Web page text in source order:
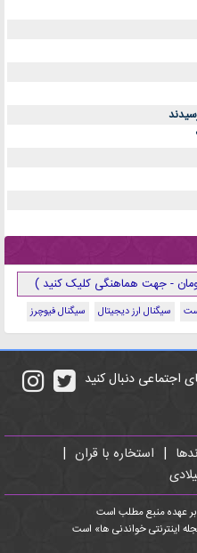
سیگنال ارز دیجیتال سیگنال فیوچرز
اجتماعی دنبال کنید
| استخاره با قران |
عهده منبع مطلب است
اینترنتی خواندنی ها» است